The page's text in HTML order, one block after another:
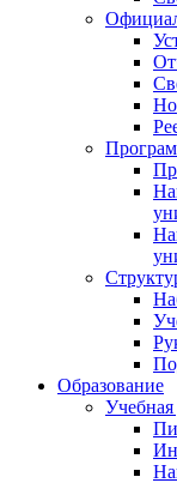
Образование
Учебная